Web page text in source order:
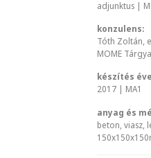
adjunktus |
konzulens:
Tóth Zoltán,
MOME
készítés
2017 | MA1
anyag és
beton, viasz,